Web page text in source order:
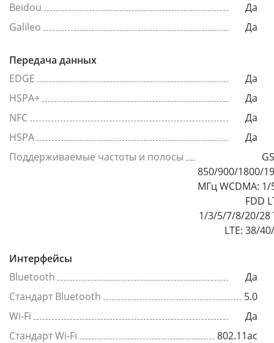
Beidou
Да
Galileo
Да
Передача данных
EDGE
Да
HSPA+
Да
NFC
Да
HSPA
Да
Поддерживаемые частоты и полосы
850/900/1800/
МГц WCDMA: 1/
FDD
1/3/5/7/8/20/28
LTE: 38/
Интерфейсы
Bluetooth
Да
Стандарт Bluetooth
5.0
Wi-Fi
Да
Стандарт Wi-Fi
802.11ac